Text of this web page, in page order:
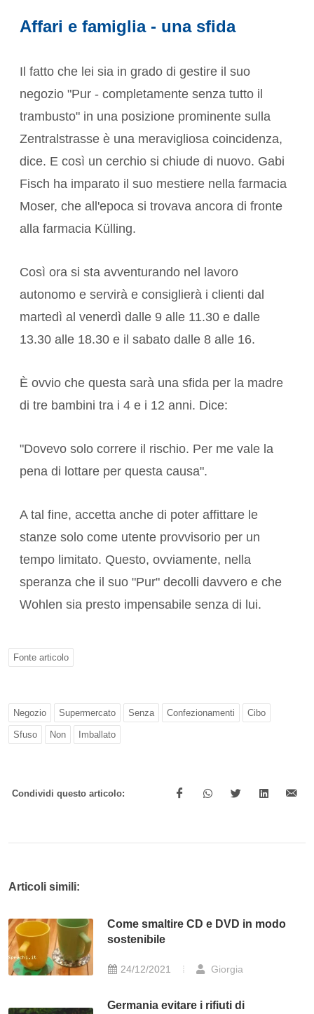
Affari e famiglia - una sfida
Il fatto che lei sia in grado di gestire il suo
negozio "Pur - completamente senza tutto il
trambusto" in una posizione prominente sulla
Zentralstrasse è una meravigliosa coincidenza,
dice. E così un cerchio si chiude di nuovo. Gabi
Fisch ha imparato il suo mestiere nella farmacia
Moser, che all'epoca si trovava ancora di fronte
alla farmacia Külling.
Così ora si sta avventurando nel lavoro
autonomo e servirà e consiglierà i clienti dal
martedì al venerdì dalle 9 alle 11.30 e dalle
13.30 alle 18.30 e il sabato dalle 8 alle 16.
È ovvio che questa sarà una sfida per la madre
di tre bambini tra i 4 e i 12 anni. Dice:
"Dovevo solo correre il rischio. Per me vale la
pena di lottare per questa causa".
A tal fine, accetta anche di poter affittare le
stanze solo come utente provvisorio per un
tempo limitato. Questo, ovviamente, nella
speranza che il suo "Pur" decolli davvero e che
Wohlen sia presto impensabile senza di lui.
Fonte articolo
Negozio Supermercato Senza Confezionamenti Cibo
Sfuso Non Imballato
Condividi questo articolo:
Articoli simili:
Come smaltire CD e DVD in modo
sostenibile
24/12/2021 Giorgia
Germania evitare i rifiuti di